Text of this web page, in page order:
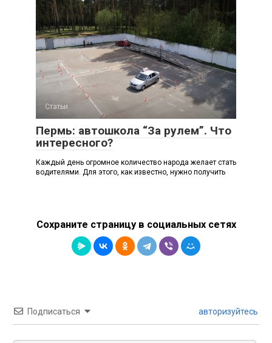
Статьи
Пермь: автошкола “За рулем”. Что
интересного?
Каждый день огромное количество народа желает стать
водителями. Для этого, как известно, нужно получить
Сохраните страницу в социальных сетях
Подписаться авторизуйтесь